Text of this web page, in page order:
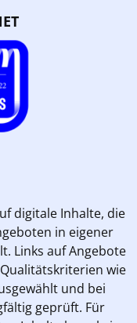
digitale Inhalte, die
in eigener
Links auf Angebote
wie
und bei
geprüft. Für